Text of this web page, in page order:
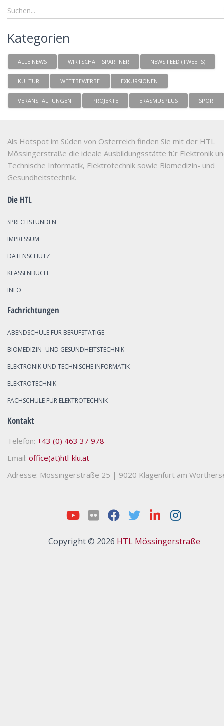
Kategorien
ALLE NEWS WIRTSCHAFTSPARTNER NEWS FEED (TWEETS)
KULTUR WETTBEWERBE EXKURSIONEN
VERANSTALTUNGEN PROJEKTE ERASMUSPLUS SPORT
Als Hotspot im Süden von Österreich finden Sie mit der HTL
Mössingerstraße die ideale Ausbildungsstätte für Elektronik
Technische Informatik, Elektrotechnik sowie Biomedizin- und
Gesundheitstechnik.
Die HTL
SPRECHSTUNDEN
IMPRESSUM
DATENSCHUTZ
KLASSENBUCH
INFO
Fachrichtungen
ABENDSCHULE FÜR BERUFSTÄTIGE
BIOMEDIZIN- UND GESUNDHEITSTECHNIK
ELEKTRONIK UND TECHNISCHE INFORMATIK
ELEKTROTECHNIK
FACHSCHULE FÜR ELEKTROTECHNIK
Kontakt
Telefon: +43 (0) 463 37 978
Email: office(at)htl-klu.at
Adresse: Mössingerstraße 25 | 9020 Klagenfurt am
Copyright © 2026 HTL Mössingerstraße